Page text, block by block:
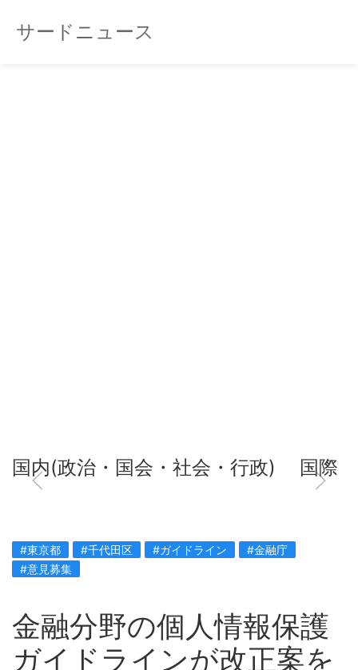
サードニュース
国内(政治・国会・社会・行政) 国際
#東京都 #千代田区 #ガイドライン
#金融庁
#意見募集
金融分野の個人情報保護
ガイドラインが改正案を